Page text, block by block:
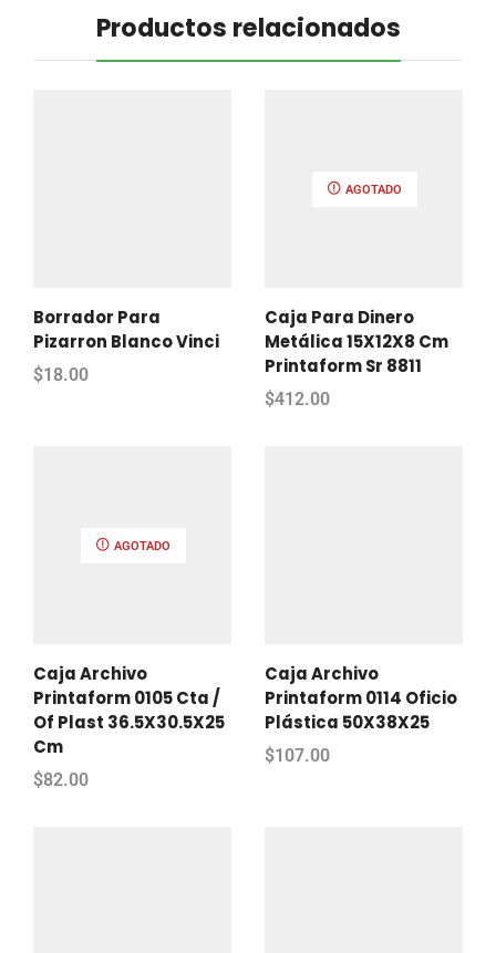
Productos relacionados
Borrador Para
Pizarron Blanco Vinci
$18.00
AGOTADO
Caja Para Dinero
Metálica 15X12X8 Cm
Printaform Sr 8811
$412.00
AGOTADO
Caja Archivo
Printaform 0105 Cta /
Of Plast 36.5X30.5X25
Cm
$82.00
Caja Archivo
Printaform 0114 Oficio
Plástica 50X38X25
$107.00